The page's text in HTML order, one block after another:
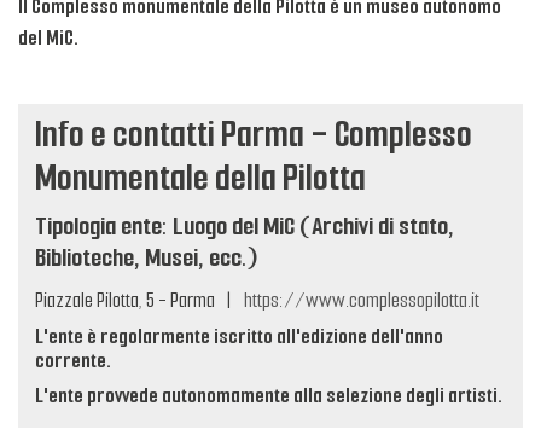
Il Complesso monumentale della Pilotta è un museo autonomo
del MiC.
Info e contatti Parma - Complesso
Monumentale della Pilotta
Tipologia ente: Luogo del MiC (Archivi di stato,
Biblioteche, Musei, ecc.)
Piazzale Pilotta, 5 - Parma | https://www.complessopilotta.it
L'ente è regolarmente iscritto all'edizione dell'anno
corrente.
L'ente provvede autonomamente alla selezione degli artisti.